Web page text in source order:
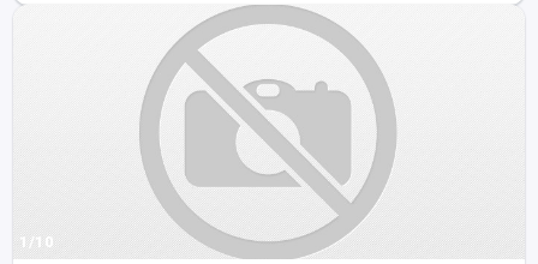
1/10